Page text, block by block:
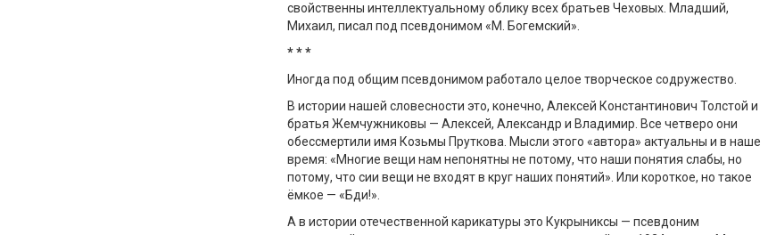
свойственны интеллектуальному облику всех братьев Чеховых. Младший,
Михаил, писал под псевдонимом «М. Богемский».
***
Иногда под общим псевдонимом работало целое творческое содружество.
В истории нашей словесности это, конечно, Алексей Константинович Толстой и
братья Жемчужниковы — Алексей, Александр и Владимир. Все четверо они
обессмертили имя Козьмы Пруткова. Мысли этого «автора» актуальны и в наше
время: «Многие вещи нам непонятны не потому, что наши понятия слабы, но
потому, что сии вещи не входят в круг наших понятий». Или короткое, но такое
ёмкое — «Бди!».
А в истории отечественной карикатуры это Кукрыниксы — псевдоним